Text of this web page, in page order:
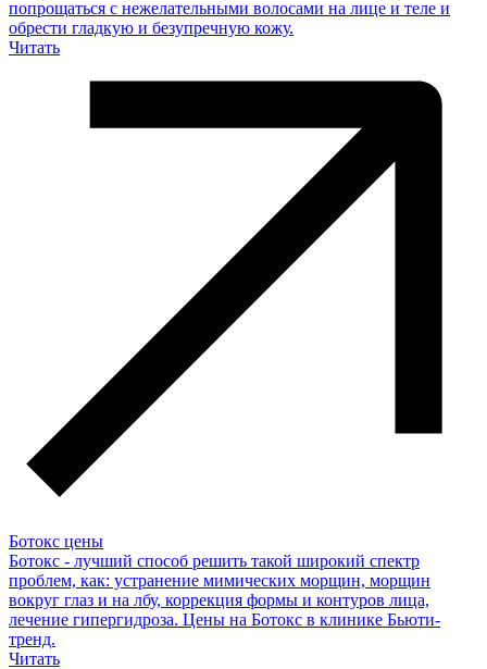
попрощаться с нежелательными волосами на лице и теле и
обрести гладкую и безупречную кожу.
Читать
Ботокс цены
Ботокс - лучший способ решить такой широкий спектр
проблем, как: устранение мимических морщин, морщин
вокруг глаз и на лбу, коррекция формы и контуров лица,
лечение гипергидроза. Цены на Ботокс в клинике Бьюти-
тренд.
Читать